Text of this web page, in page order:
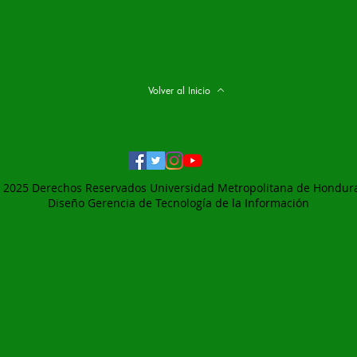
Volver al Inicio
Derechos Reservados Universidad Metropolitana de
Diseño Gerencia de Tecnología de la Información